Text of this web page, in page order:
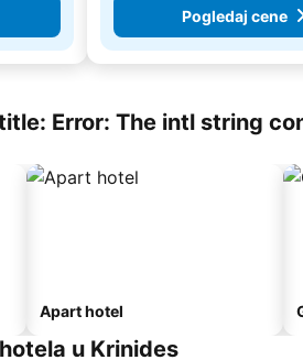
Pogledaj cene
Error: The intl string
Apart hotel
u Krinides